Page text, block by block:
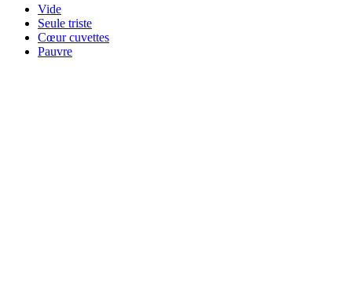
Vide
Seule triste
Cœur cuvettes
Pauvre